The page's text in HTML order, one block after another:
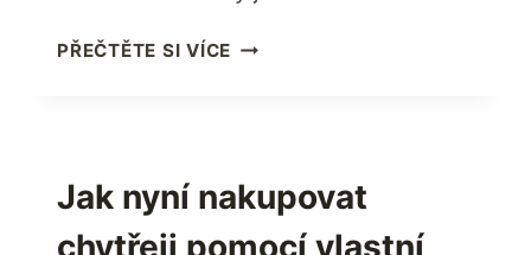
PŘEČTĚTE SI VÍCE PŘÍSTUP
NAKUPOVÁNÍ
V
PRODEJNÁCH
Jak nyní nakupovat
chytřeji pomocí vlastní